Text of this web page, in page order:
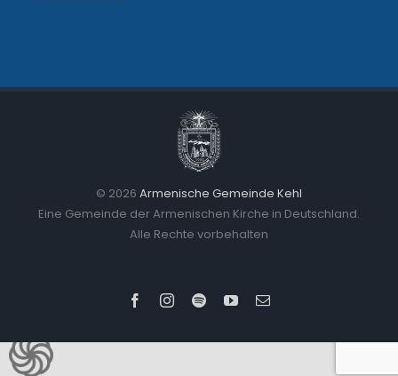
© 2026 Armenische Gemeinde Kehl
Eine Gemeinde der Armenischen Kirche in Deutschland.
Alle Rechte vorbehalten
FacebookInstagram
SpotifyYouTube
E-